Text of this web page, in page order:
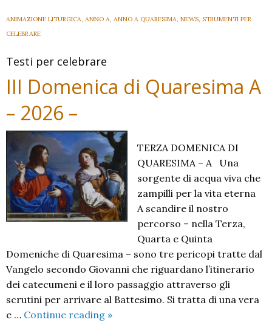
A
ANIMAZIONE LITURGICA, ANNO A, ANNO A QUARESIMA, NEWS, STRUMENTI PER
CELEBRARE
Testi per celebrare
III Domenica di Quaresima A
– 2026 –
TERZA DOMENICA DI
QUARESIMA – A Una
sorgente di acqua viva che
zampilli per la vita eterna
A scandire il nostro
percorso – nella Terza,
Quarta e Quinta
Domeniche di Quaresima – sono tre pericopi tratte dal
Vangelo secondo Giovanni che riguardano l’iti­nerario
dei catecumeni e il loro passaggio attraverso gli
scrutini per arrivare al Battesimo. Si tratta di una vera
e … Continue reading III
»